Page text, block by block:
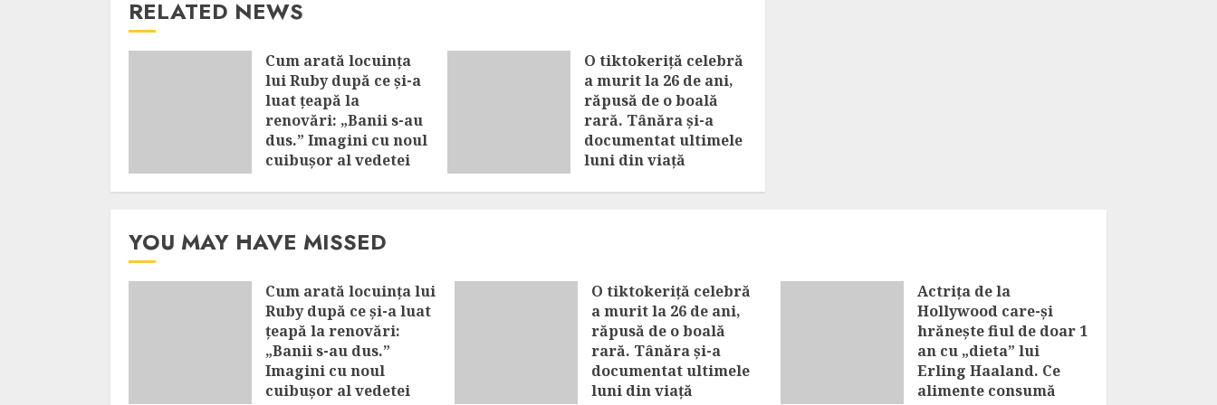
RELATED NEWS
Cum arată locuința
lui Ruby după ce și-a
luat țeapă la
renovări: „Banii s-au
dus.” Imagini cu noul
cuibușor al vedetei
O tiktokeriță celebră
a murit la 26 de ani,
răpusă de o boală
rară. Tânăra și-a
documentat ultimele
luni din viață
YOU MAY HAVE MISSED
Cum arată locuința lui
Ruby după ce și-a luat
țeapă la renovări:
„Banii s-au dus.”
Imagini cu noul
cuibușor al vedetei
O tiktokeriță celebră
a murit la 26 de ani,
răpusă de o boală
rară. Tânăra și-a
documentat ultimele
luni din viață
Actrița de la
Hollywood care-și
hrănește fiul de doar 1
an cu „dieta” lui
Erling Haaland. Ce
alimente consumă